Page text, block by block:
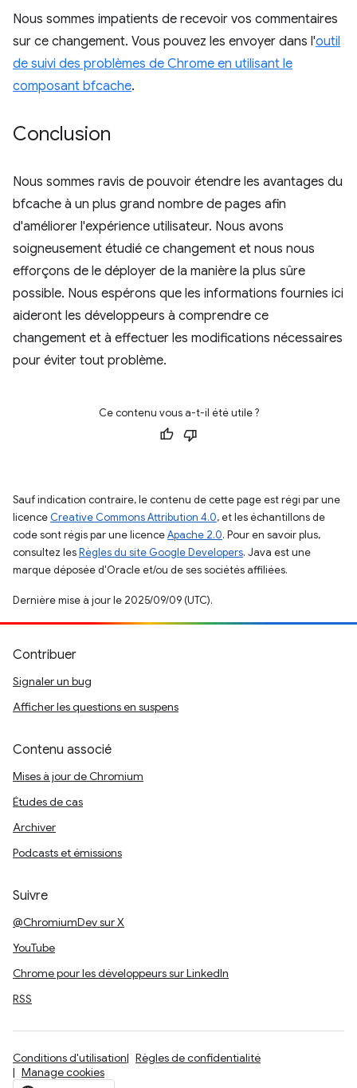
Nous sommes impatients de recevoir vos commentaires
sur ce changement. Vous pouvez les envoyer dans l'outil
de suivi des problèmes de Chrome en utilisant le
composant bfcache.
Conclusion
Nous sommes ravis de pouvoir étendre les avantages du
bfcache à un plus grand nombre de pages afin
d'améliorer l'expérience utilisateur. Nous avons
soigneusement étudié ce changement et nous nous
efforçons de le déployer de la manière la plus sûre
possible. Nous espérons que les informations fournies ici
aideront les développeurs à comprendre ce
changement et à effectuer les modifications nécessaires
pour éviter tout problème.
Ce contenu vous a-t-il été utile ?
Sauf indication contraire, le contenu de cette page est régi par une
licence Creative Commons Attribution 4.0, et les échantillons de
code sont régis par une licenceApache 2.0. Pour en savoir plus,
consultez lesRègles du site Google Developers. Java est une
marque déposée d'Oracle et/ou de ses sociétés affiliées.
Dernière mise à jour le 2025/09/09 (UTC).
Contribuer
Signaler un bug
Afficher les questions en suspens
Contenu associé
Mises à jour de Chromium
Études de cas
Archiver
Podcasts et émissions
Suivre
@ChromiumDev sur X
YouTube
Chrome pour les développeurs sur LinkedIn
RSS
Conditions d'utilisation
Règles de confidentialité
Manage cookies